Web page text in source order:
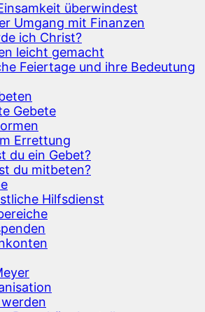
überwindest
Umgang mit Finanzen
ich Christ?
leicht gemacht
Feiertage und ihre Bedeutung
Gebete
Errettung
du ein Gebet?
du mitbeten?
Hilfsdienst